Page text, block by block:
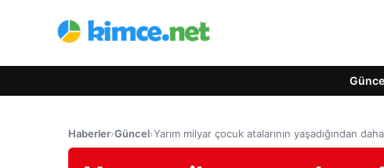
Haberler›Güncel›Yarım milyar çocuk atalarının yaşadığından